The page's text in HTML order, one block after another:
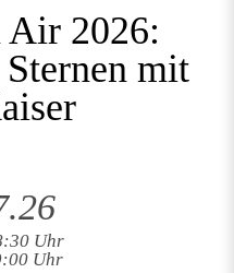
2026:
mit
Uhr
Uhr